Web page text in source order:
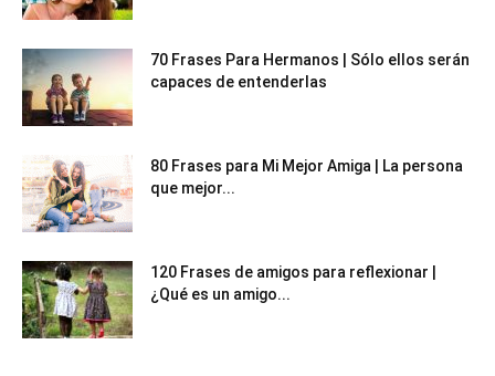
70 Frases Para Hermanos | Sólo ellos serán
capaces de entenderlas
80 Frases para Mi Mejor Amiga | La persona
que mejor...
120 Frases de amigos para reflexionar |
¿Qué es un amigo...